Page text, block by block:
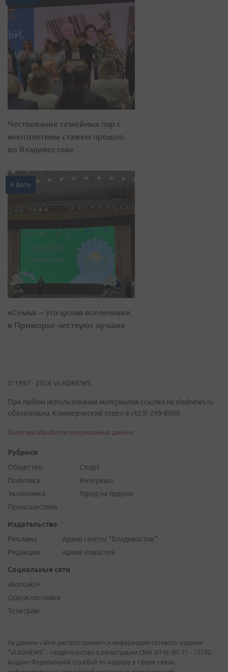
Чествование семейных пар с
многолетним стажем прошло
во Владивостоке
8 фото
«Семья – это целая вселенная»:
в Приморье чествуют лучших
© 1997 - 2026 VLADNEWS
При любом использовании материалов ссылка на vladnews.ru
обязательна. Коммерческий отдел 8 (423) 249-8800
Политика обработки персональных данных
Рубрики
Общество
Политика
Экономика
Происшествия
Спорт
Интервью
Город на ладони
Издательство
Реклама
Редакция
Архив газеты "Владивосток"
Архив новостей
Социальные сети
vkontakte
Одноклассники
Телеграм
На данном сайте распространяется информация сетевого издания
"VLADNEWS" - свидетельство о регистрации СМИ ЭЛ № ФС 77 - 72742,
выдано Федеральной службой по надзору в сфере связи,